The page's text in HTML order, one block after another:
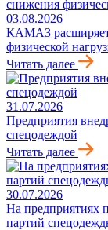
03.08.2026
КАМАЗ расширяет
физической
Читать далее
31.07.2026
Предприятия
спецодеждой
Читать далее
30.07.2026
На предприятиях
партий